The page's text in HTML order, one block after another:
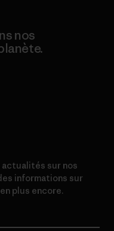
nos
sur nos
informations sur
plus encore.